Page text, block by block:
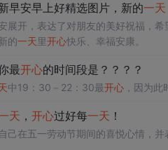
早安早上好精选图片，新的一天
展开，表达了对朋友的美好祝福，
的一天里开心快乐、幸福安康。
最开心的时间段是？？？？
中19：30－22：30最开心，因为此
天 ， 开心过好每一天 ！
己在五一劳动节期间的喜悦心情，并